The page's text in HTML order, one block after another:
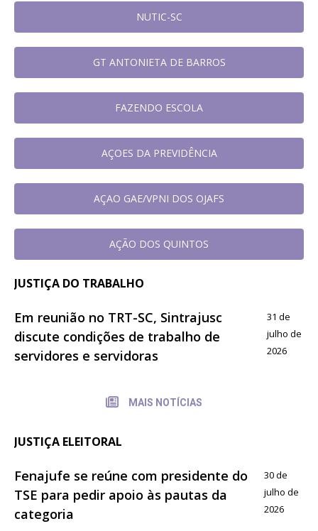
NUTIC-SC
GT ANTONIETA DE BARROS
FAZENDO ESCOLA
AÇOES DA PREVIDÊNCIA
AÇAO GAE/VPNI DOS OJAFS
AÇÃO DOS QUINTOS
JUSTIÇA DO TRABALHO
Em reunião no TRT-SC, Sintrajusc
discute condições de trabalho de
servidores e servidoras
31 de
julho de
2026
MAIS NOTÍCIAS
JUSTIÇA ELEITORAL
Fenajufe se reúne com presidente do
TSE para pedir apoio às pautas da
categoria
30 de
julho de
2026